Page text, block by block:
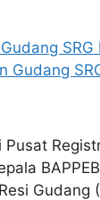
Gudang